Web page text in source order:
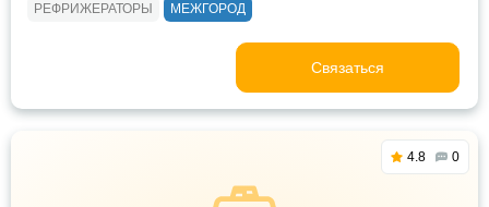
РЕФРИЖЕРАТОРЫ МЕЖГОРОД
Связаться
4.8 0